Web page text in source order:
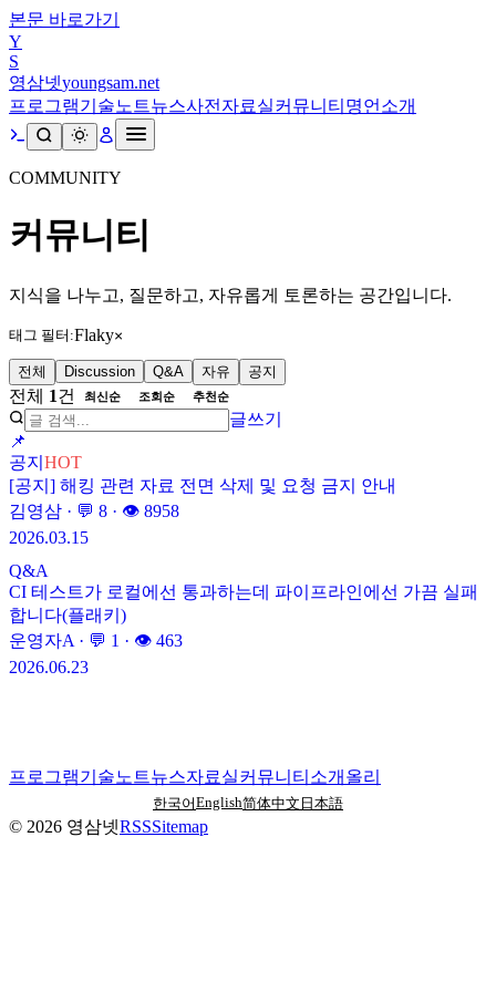
본문 바로가기
Y
S
영삼넷youngsam.net
프로그램기술노트뉴스사전 자료실커뮤니티 명언 소개
COMMUNITY
커뮤니티
지식을 나누고, 질문하고, 자유롭게 토론하는 공간입니다.
태그 필터:Flaky×
전체 Discussion Q&A 자유 공지
전체 1건 최신순 조회순 추천순
글쓰기
📌
공지 HOT
[공지] 해킹 관련 자료 전면 삭제 및 요청 금지 안내
김영삼 · 💬 8 · 👁 8958
2026.03.15
Q&A
CI 테스트가 로컬에선 통과하는데 파이프라인에선 가끔 실패
합니다(플래키)
운영자A · 💬 1 · 👁 463
2026.06.23
프로그램기술노트뉴스자료실커뮤니티 소개 올리
한국어English简体中文 日本語
© 2026 영삼넷RSSSitemap